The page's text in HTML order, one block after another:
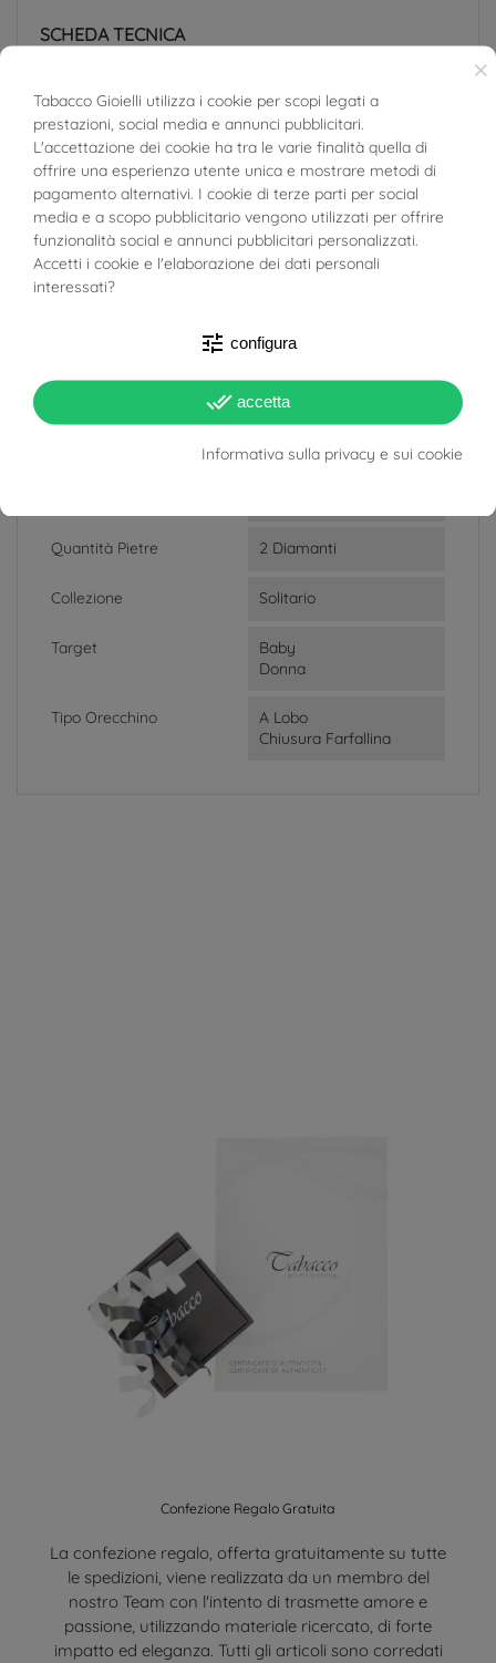
SCHEDA TECNICA
Totale Carati Diamanti: 0.026ct
Colore Diamante
D
E
F
Purezza Diamante
0.54cm
5.3mm
1.30mm
Quantità Pietre 2 Diamanti
Collezione Solitario
Target
Baby
Donna
Tipo Orecchino
A Lobo
Chiusura Farfallina
Confezione Regalo Gratuita
La confezione regalo, offerta gratuitamente su tutte
le spedizioni, viene realizzata da un membro del
nostro Team con l'intento di trasmette amore e
passione, utilizzando materiale ricercato, di forte
impatto ed eleganza. Tutti gli articoli sono corredati
×
Tabacco Gioielli utilizza i cookie per scopi legati a
prestazioni, social media e annunci pubblicitari.
L'accettazione dei cookie ha tra le varie finalità quella di
offrire una esperienza utente unica e mostrare metodi di
pagamento alternativi. I cookie di terze parti per social
media e a scopo pubblicitario vengono utilizzati per offrire
funzionalità social e annunci pubblicitari personalizzati.
Accetti i cookie e l'elaborazione dei dati personali
interessati?
tune configura
done_all accetta
Informativa sulla privacy e sui cookie